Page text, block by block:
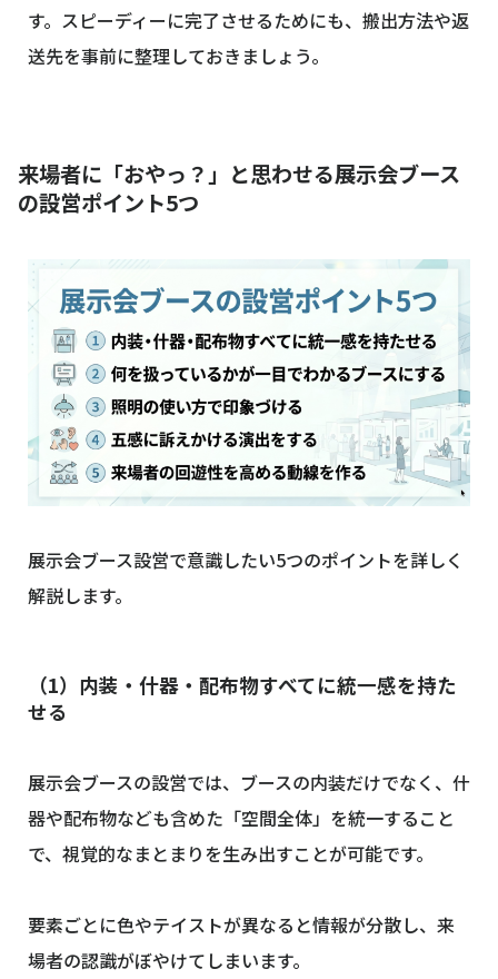
す。スピーディーに完了させるためにも、搬出方法や返
送先を事前に整理しておきましょう。
来場者に「おやっ？」と思わせる展示会ブース
の設営ポイント5つ
展示会ブース設営で意識したい5つのポイントを詳しく
解説します。
（1）内装・什器・配布物すべてに統一感を持た
せる
展示会ブースの設営では、ブースの内装だけでなく、什
器や配布物なども含めた「空間全体」を統一すること
で、視覚的なまとまりを生み出すことが可能です。
要素ごとに色やテイストが異なると情報が分散し、来
場者の認識がぼやけてしまいます。